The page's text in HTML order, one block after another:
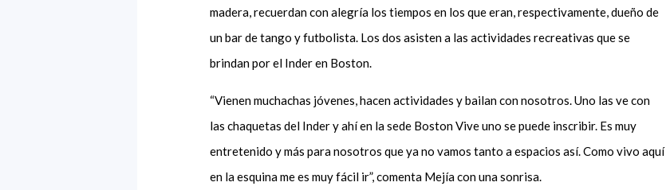
madera, recuerdan con alegría los tiempos en los que eran, respectivamente, dueño de
un bar de tango y futbolista. Los dos asisten a las actividades recreativas que se
brindan por el Inder en Boston.
“Vienen muchachas jóvenes, hacen actividades y bailan con nosotros. Uno las ve con
las chaquetas del Inder y ahí en la sede Boston Vive uno se puede inscribir. Es muy
entretenido y más para nosotros que ya no vamos tanto a espacios así. Como vivo aquí
en la esquina me es muy fácil ir”, comenta Mejía con una sonrisa.